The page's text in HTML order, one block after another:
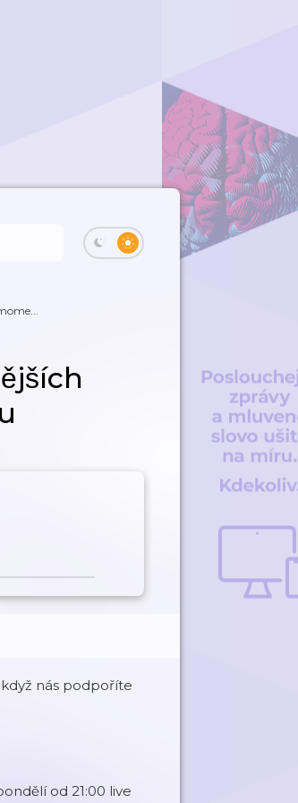
nás podpoříte
od 21:00 live